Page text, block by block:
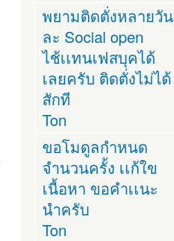
พยามติดตั่งหลายวัน
ละ Social open
ไช้เเทนเฟสบุคได้
เลยครับ ติดตั่งไม่ได้
สักที
Ton
ขอโมดูลกำหนด
จำนวนครั้ง เเก้ใข
เนื้อหา ขอคำเเนะ
นำครับ
Ton